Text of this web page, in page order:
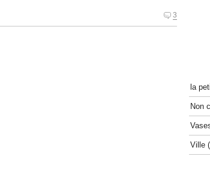
3
la
Non
Ville